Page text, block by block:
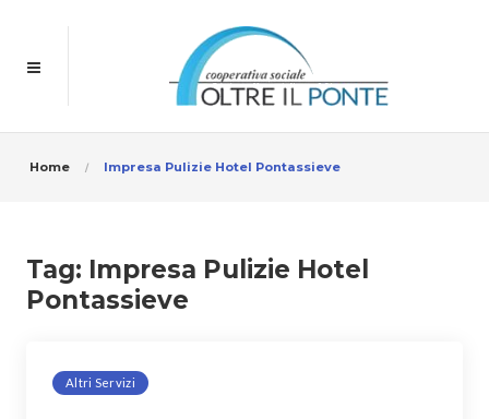
Home Impresa Pulizie Hotel Pontassieve
Tag: Impresa Pulizie Hotel
Pontassieve
Altri Servizi